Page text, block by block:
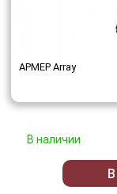
АРМЕР Array
В наличии